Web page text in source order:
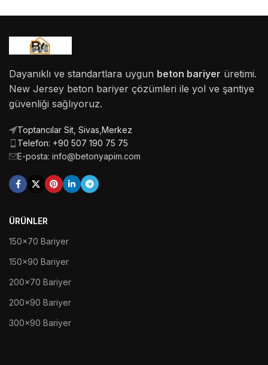
Dayanıklı ve standartlara uygun beton bariyer üretimi.
New Jersey beton bariyer çözümleri ile yol ve şantiye
güvenliği sağlıyoruz.
Toptancılar Sit, Sivas,Merkez
Telefon: +90 507 190 75 75
E-posta: info@betonyapim.com
ÜRÜNLER
150x70 Bariyer
150x90 Bariyer
200x70 Bariyer
200x90 Bariyer
300x90 Bariyer